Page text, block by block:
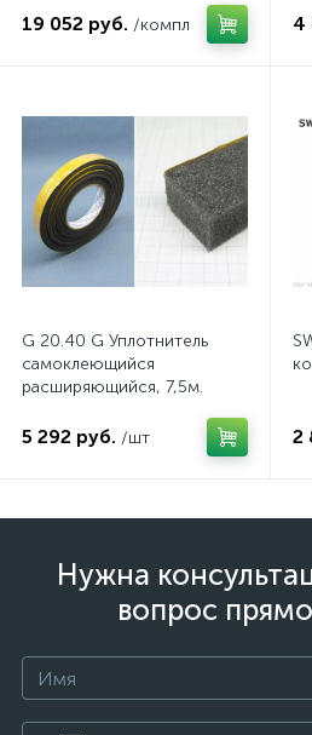
19 052 руб. /компл 4
G 20.40 G Уплотнитель
самоклеющийся
расширяющийся, 7,5м.
5 292 руб. /шт 2
Нужна
вопрос